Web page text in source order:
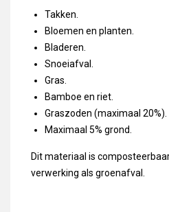
Takken.
Bloemen en planten.
Bladeren.
Snoeiafval.
Gras.
Bamboe en riet.
Graszoden (maximaal 20%).
Maximaal 5% grond.
Dit materiaal is
verwerking als groenafval.